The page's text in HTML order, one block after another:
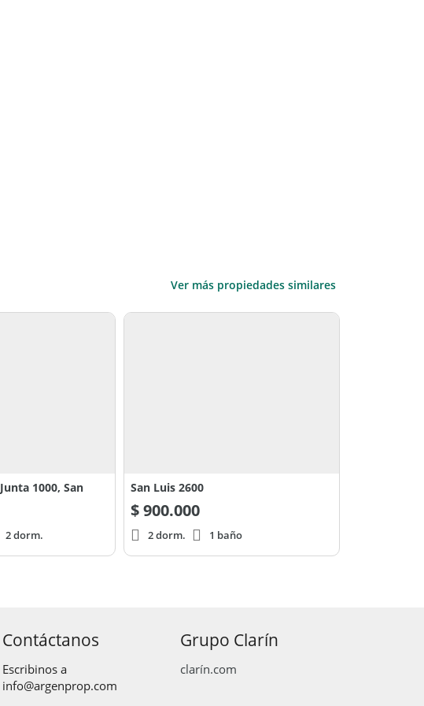
Ver más propiedades similares
1000, San
2 dorm.
San Luis 2600
$900.000
2 dorm. 1 baño
Contáctanos
Escribinos a
info@argenprop.com
Grupo Clarín
clarín.com